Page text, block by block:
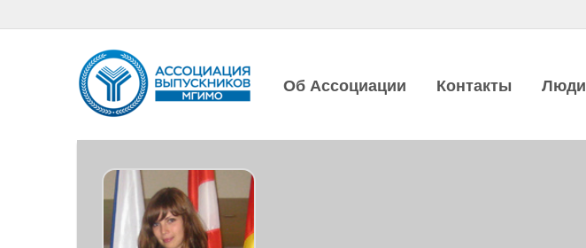
Об Ассоциации Контакты Люди